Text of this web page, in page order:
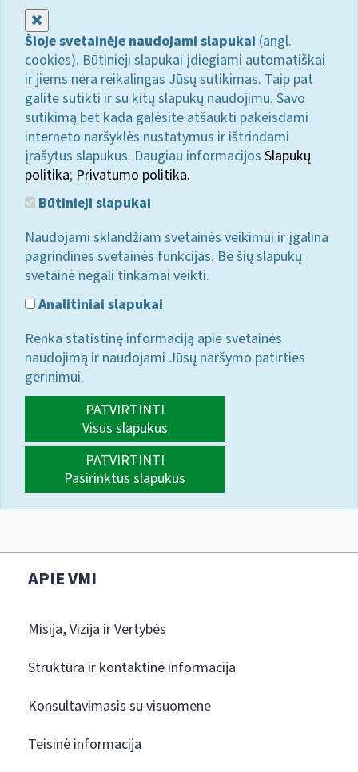
Šioje svetainėje naudojami slapukai (angl.
cookies). Būtinieji slapukai įdiegiami automatiškai
ir jiems nėra reikalingas Jūsų sutikimas. Taip pat
galite sutikti ir su kitų slapukų naudojimu. Savo
sutikimą bet kada galėsite atšaukti pakeisdami
interneto naršyklės nustatymus ir ištrindami
įrašytus slapukus. Daugiau informacijos Slapukų
politika; Privatumo politika.
Būtinieji slapukai
Naudojami sklandžiam svetainės veikimui ir įgalina
pagrindines svetainės funkcijas. Be šių slapukų
svetainė negali tinkamai veikti.
Analitiniai slapukai
Renka statistinę informaciją apie svetainės
naudojimą ir naudojami Jūsų naršymo patirties
gerinimui.
PATVIRTINTI
Visus slapukus
PATVIRTINTI
Pasirinktus slapukus
APIE VMI
Misija, Vizija ir Vertybės
Struktūra ir kontaktinė informacija
Konsultavimasis su visuomene
Teisinė informacija